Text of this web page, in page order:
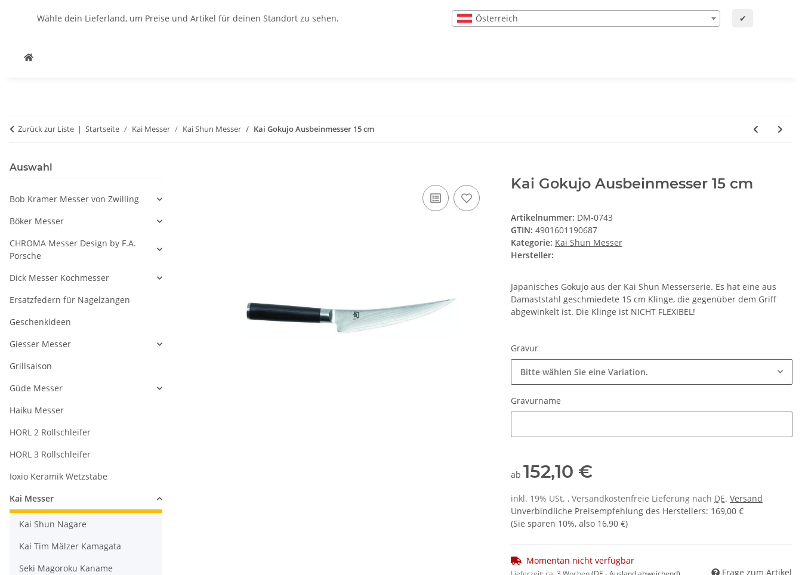
Wähle dein Lieferland, um Preise und Artikel für deinen Standort zu sehen. Österreich ✔
Zurück zur Liste Startseite Kai Messer Kai Shun Messer Kai Gokujo Ausbeinmesser 15 cm
Kai Gokujo Ausbeinmesser 15 cm
Artikelnummer: DM-0743
GTIN: 4901601190687
Kategorie: Kai Shun Messer
Hersteller:
Japanisches Gokujo aus der Kai Shun Messerserie. Es hat eine aus
Damaststahl geschmiedete 15 cm Klinge, die gegenüber dem Griff
abgewinkelt ist. Die Klinge ist NICHT FLEXIBEL!
Gravur
Bitte wählen Sie eine Variation.
Gravurname
ab 152,10 €
inkl. 19% USt. , Versandkostenfreie Lieferung nach DE. Versand
Unverbindliche Preisempfehlung des Herstellers: 169,00 €
(Sie sparen 10%, also 16,90 €)
Momentan nicht verfügbar
Frage zum Artikel
Auswahl
Bob Kramer Messer von Zwilling
Böker Messer
CHROMA Messer Design by F.A.
Porsche
Dick Messer Kochmesser
Ersatzfedern für Nagelzangen
Geschenkideen
Giesser Messer
Grillsaison
Güde Messer
Haiku Messer
HORL 2 Rollschleifer
HORL 3 Rollschleifer
Ioxio Keramik Wetzstäbe
Kai Messer
Kai Shun Nagare
Kai Tim Mälzer Kamagata
Seki Magoroku Kaname